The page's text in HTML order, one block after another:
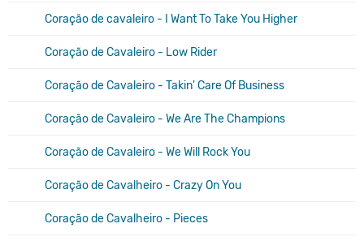
Coração de cavaleiro - I Want To Take You Higher
Coração de Cavaleiro - Low Rider
Coração de Cavaleiro - Takin' Care Of Business
Coração de Cavaleiro - We Are The Champions
Coração de Cavaleiro - We Will Rock You
Coração de Cavalheiro - Crazy On You
Coração de Cavalheiro - Pieces